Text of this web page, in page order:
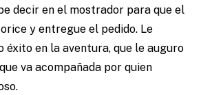
decir en el mostrador para que el
y entregue el pedido. Le
éxito en la aventura, que le auguro
va acompañada por quien